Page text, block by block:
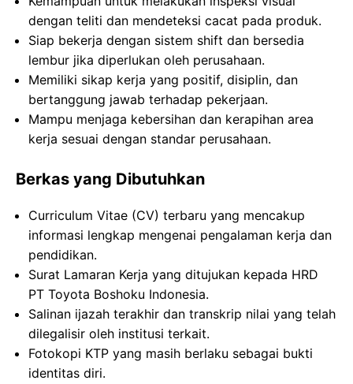
dengan teliti dan mendeteksi cacat pada produk.
Siap bekerja dengan sistem shift dan bersedia
lembur jika diperlukan oleh perusahaan.
Memiliki sikap kerja yang positif, disiplin, dan
bertanggung jawab terhadap pekerjaan.
Mampu menjaga kebersihan dan kerapihan area
kerja sesuai dengan standar perusahaan.
Berkas yang Dibutuhkan
Curriculum Vitae (CV) terbaru yang mencakup
informasi lengkap mengenai pengalaman kerja dan
pendidikan.
Surat Lamaran Kerja yang ditujukan kepada HRD
PT Toyota Boshoku Indonesia.
Salinan ijazah terakhir dan transkrip nilai yang telah
dilegalisir oleh institusi terkait.
Fotokopi KTP yang masih berlaku sebagai bukti
identitas diri.